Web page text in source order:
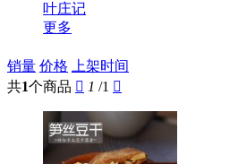
叶庄记
更多
销量 价格 上架时间
共1个商品  1 /1 